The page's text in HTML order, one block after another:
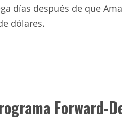
días después de que
dólares.
Forward-